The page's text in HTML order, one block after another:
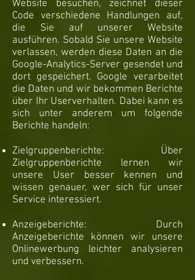
Website besuchen, zeichnet dieser
Code verschiedene Handlungen auf,
die Sie auf unserer Website
ausführen. Sobald Sie unsere Website
verlassen, werden diese Daten an die
Google-Analytics-Server gesendet und
dort gespeichert. Google verarbeitet
die Daten und wir bekommen Berichte
über Ihr Userverhalten. Dabei kann es
sich unter anderem um folgende
Berichte handeln:
Zielgruppenberichte: Über
Zielgruppenberichte lernen wir
unsere User besser kennen und
wissen genauer, wer sich für unser
Service interessiert.
Anzeigeberichte: Durch
Anzeigeberichte können wir unsere
Onlinewerbung leichter analysieren
und verbessern.